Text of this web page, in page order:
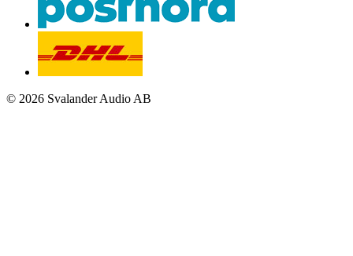
© 2026 Svalander Audio AB